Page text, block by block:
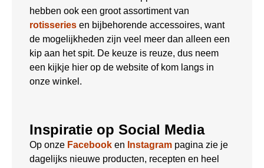
hebben ook een groot assortiment van
rotisseries en bijbehorende accessoires, want
de mogelijkheden zijn veel meer dan alleen een
kip aan het spit. De keuze is reuze, dus neem
een kijkje hier op de website of kom langs in
onze winkel.
Inspiratie op Social Media
Op onze Facebook en Instagram pagina zie je
dagelijks nieuwe producten, recepten en heel